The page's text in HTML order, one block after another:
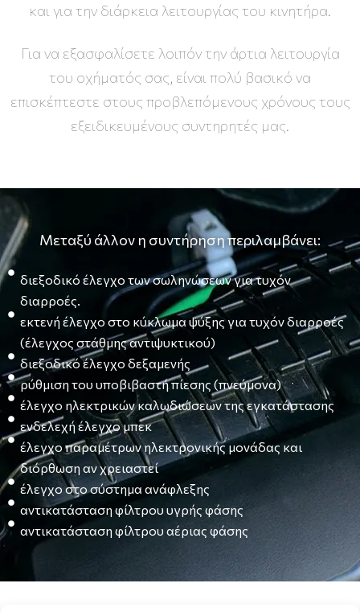
και για την διάρκεια λειτουργίας του κινητήρα.
Για να εξασφαλίσετε λοιπόν την άρτια λειτουργία
του οχήματός σας, είναι πολύ βασικό να
επισκέπτεστε στους προβλεπόμενους χρόνους τους
εξειδικευμένους συντηρητές μας.
Μεταξύ άλλον η συντήρηση περιλαμβάνει:
διεξοδικό έλεγχο των σωληνώσεων για τυχόν
διαρροές.
εκτενή έλεγχο στο κύκλωμα ψύξης για τυχόν διαρροές
(έλεγχος στάθμης αντιψυκτικού)
διεξοδικό έλεγχο δεξαμενής
ρύθμιση του υποβιβαστή πίεσης (πνεύμονα)
έλεγχο ηλεκτρικών καλωδιώσεων της εγκατάστασης
ενδελεχή έλεγχο μπεκ
έλεγχο παραμέτρων ηλεκτρονικής μονάδας και
διόρθωση αν χρειαστεί
έλεγχο στο σύστημα ανάφλεξης
αντικατάσταση φίλτρου υγρής φάσης
αντικατάσταση φίλτρου αέριας φάσης